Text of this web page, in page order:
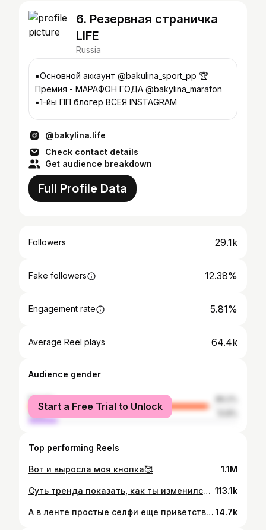
6. Резервная страничка
LIFE
Russia
▪️Основной аккаунт @bakulina_sport_pp 🏆
Премия - МАРАФОН ГОДА @bakylina_marafon
▪️1-йы ПП блогер ВСЕЯ INSTAGRAM
@bakylina.life
Check contact details
Get audience breakdown
Full Profile Data
Followers 29.1k
Fake followers 12.38%
Engagement rate 5.81%
Average Reel plays 64.4k
Audience gender
female
male
Start a Free Trial to Unlock
Top performing Reels
Вот и выросла моя кнопка🥰 1.1M
Суть тренда показать, как ты изменился, используя только 2 фото! 113.1k
А в ленте простые селфи еще приветствуются?)) честно, порой хочется выкладывать много фоток и разного контента, но вечно кажется, что это вам не интересно и должна быть только полезная информация, а не просто фоточка себя) Вы в ленту выкладываете, что хотите?) Или обдумываете, нужно это аудитории или нет?) 14.7k